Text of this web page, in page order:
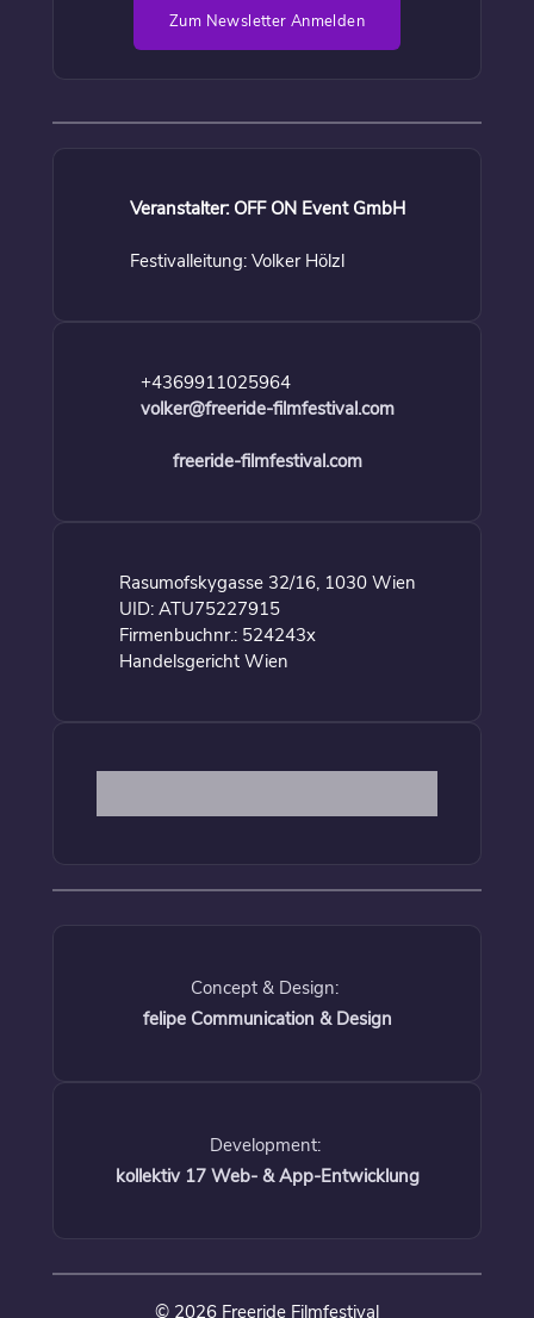
Zum Newsletter Anmelden
Veranstalter: OFF ON Event GmbH
Festivalleitung: Volker Hölzl
+4369911025964
volker@freeride-filmfestival.com
freeride-filmfestival.com
Rasumofskygasse 32/16, 1030 Wien
UID: ATU75227915
Firmenbuchnr.: 524243x
Handelsgericht Wien
Concept & Design:
felipe Communication & Design
Development:
kollektiv 17 Web- & App-Entwicklung
© 2026 Freeride Filmfestival